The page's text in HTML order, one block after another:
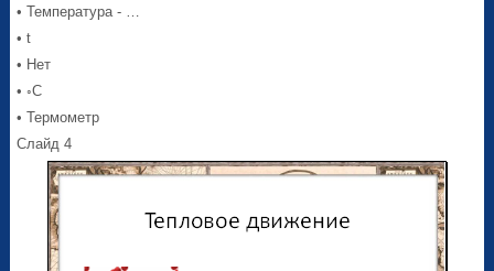
• Температура - …
• t
• Нет
• ◦С
• Термометр
Слайд 4